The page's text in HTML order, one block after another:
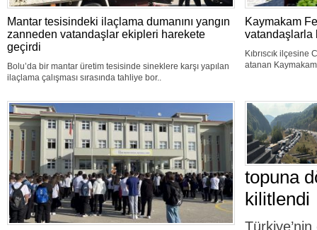
Mantar tesisindeki ilaçlama dumanını yangın
zanneden vatandaşlar ekipleri harekete
geçirdi
Bolu’da bir mantar üretim tesisinde sineklere karşı yapılan
ilaçlama çalışması sırasında tahliye bor..
Kaymakam
vatandaşlarla
Kıbrıscık ilçesine
atanan Kaymakam
topuna
kilitlendi